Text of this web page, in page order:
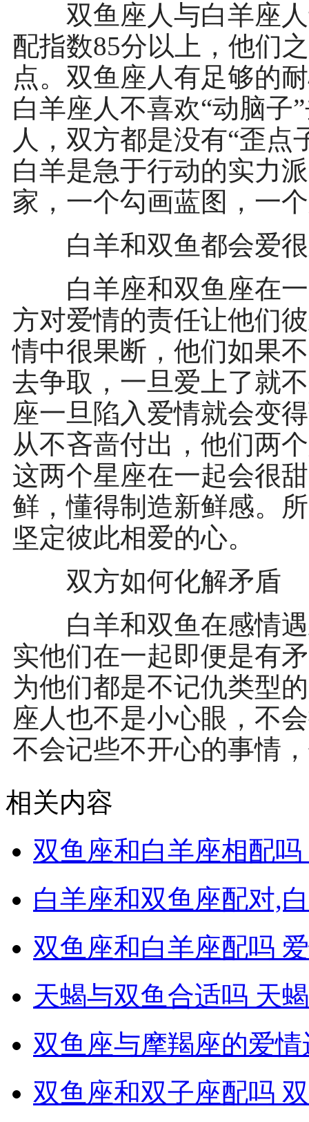
双鱼座人与白羊座人
配指数85分以上，他们
点。双鱼座人有足够的
白羊座人不喜欢“动脑子
人，双方都是没有“歪点
白羊是急于行动的实力
家，一个勾画蓝图，一
白羊和双鱼都会爱
白羊座和双鱼座在一
方对爱情的责任让他们
情中很果断，他们如果
去争取，一旦爱上了就
座一旦陷入爱情就会变
从不吝啬付出，他们两
这两个星座在一起会很
鲜，懂得制造新鲜感。
坚定彼此相爱的心。
双方如何化解矛盾
白羊和双鱼在感情遇
实他们在一起即便是有
为他们都是不记仇类型
座人也不是小心眼，不
不会记些不开心的事情
相关内容
双鱼座和白羊座相配
白羊座和双鱼座配对,
双鱼座和白羊座配吗
天蝎与双鱼合适吗 天
双鱼座与摩羯座的爱
双鱼座和双子座配吗